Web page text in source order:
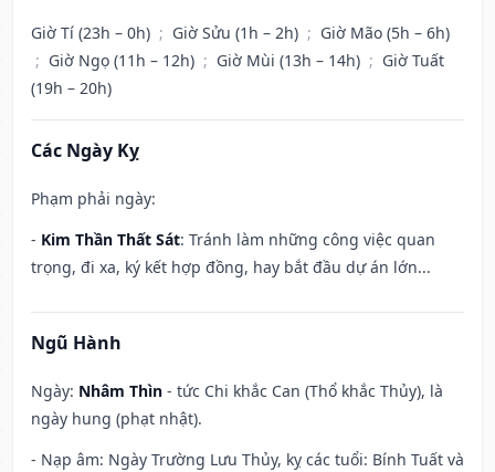
Giờ Tí (23h – 0h) ; Giờ Sửu (1h – 2h) ; Giờ Mão (5h – 6h)
; Giờ Ngọ (11h – 12h) ; Giờ Mùi (13h – 14h) ; Giờ Tuất
(19h – 20h)
Các Ngày Kỵ
Phạm phải ngày:
- Kim Thần Thất Sát: Tránh làm những công việc quan
trọng, đi xa, ký kết hợp đồng, hay bắt đầu dự án lớn...
Ngũ Hành
Ngày: Nhâm Thìn - tức Chi khắc Can (Thổ khắc Thủy), là
ngày hung (phạt nhật).
- Nạp âm: Ngày Trường Lưu Thủy, kỵ các tuổi: Bính Tuất và